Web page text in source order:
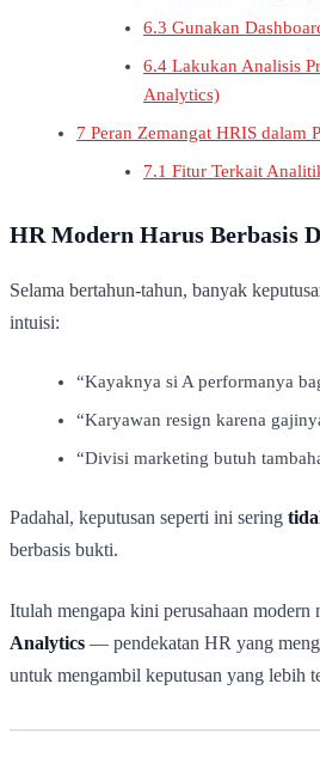
6.3 Gunakan
6.4 Lakukan Analisis
Analytics)
7 Peran Zemangat HRIS dalam
7.1 Fitur Terkait
HR Modern Harus Berbasis
Selama bertahun-tahun, banyak
intuisi:
“Kayaknya si A performanya
“Karyawan resign karena
“Divisi marketing butuh
Padahal, keputusan seperti ini sering
berbasis bukti.
Itulah mengapa kini perusahaan modern
Analytics — pendekatan HR yang
untuk mengambil keputusan yang lebih